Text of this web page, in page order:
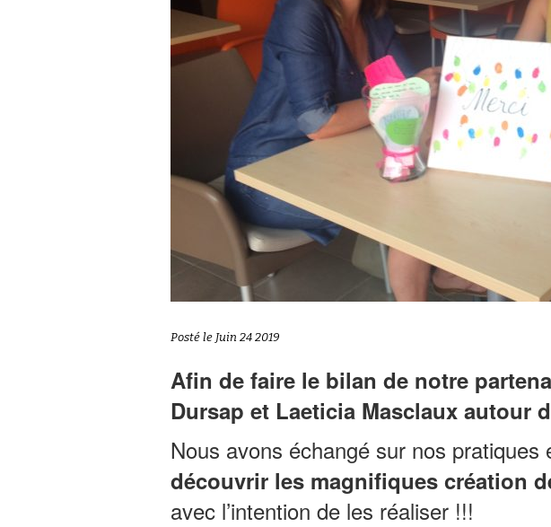
Posté le Juin 24 2019
Afin de faire le bilan de notre
Dursap et Laeticia Masclaux autour
Nous avons échangé sur nos pratiques
découvrir les magnifiques création
avec l’intention de les réaliser !!!